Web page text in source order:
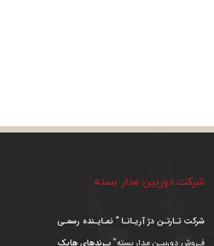
شرکت دوربین مدار بسته
شرکت تـارتـن دژ آریـانـا ” نمـایـنده رسمـی
فـروش دوربیـن مدار بسته”بـرندهای هایک